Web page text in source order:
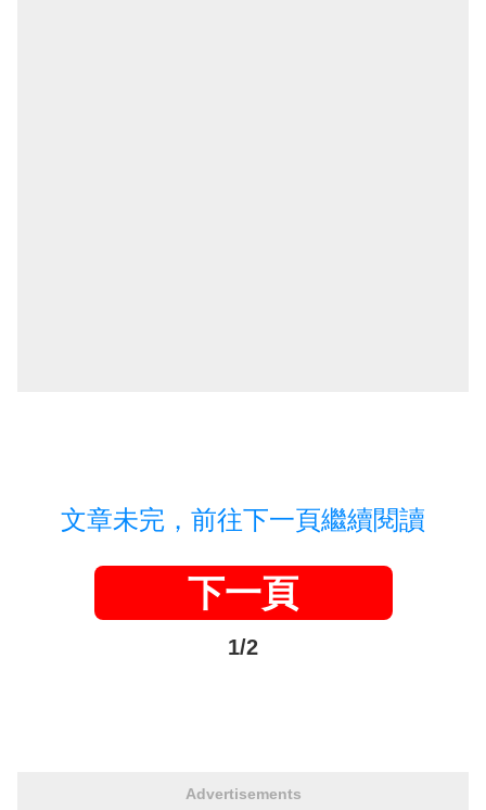
文章未完，前往下一頁繼續閱讀
下一頁
1/2
Advertisements